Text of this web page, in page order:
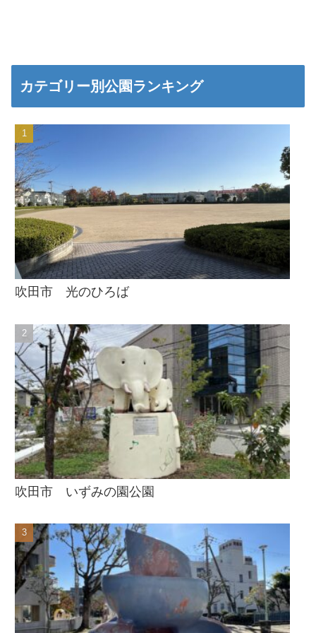
カテゴリー別公園ランキング
吹田市 光のひろば
吹田市 いずみの園公園